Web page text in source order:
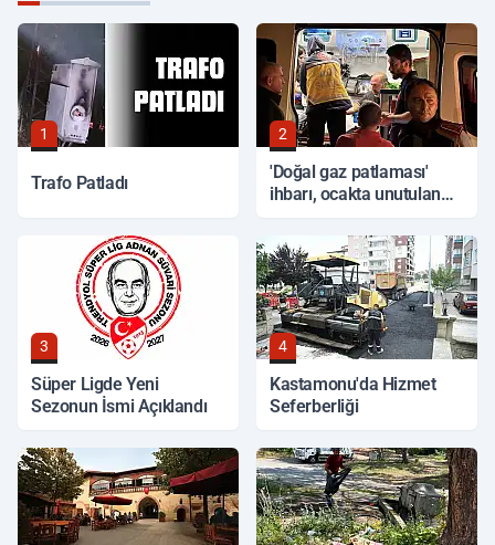
1
Trafo Patladı
2
'Doğal gaz patlaması'
ihbarı, ocakta unutulan
3
Süper Ligde Yeni
Sezonun İsmi Açıklandı
4
Kastamonu'da Hizmet
Seferberliği